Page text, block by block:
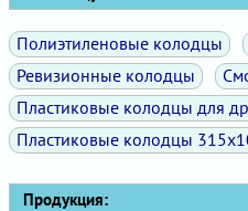
Полиэтиленовые колодцы
Ревизионные колодцы
Пластиковые колодцы для
Пластиковые колодцы
Продукция: